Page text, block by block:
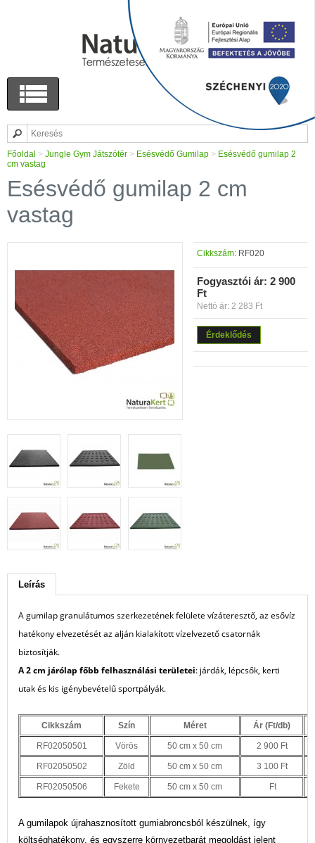
Főoldal > Jungle Gym Játszótér > Esésvédő Gumilap > Esésvédő gumilap 2
cm vastag
Esésvédő gumilap 2 cm
vastag
Cikkszám: RF020
Fogyasztói ár: 2 900
Ft
Nettó ár: 2 283 Ft
Érdeklődés
Leírás
A gumilap granulátumos szerkezetének felülete vízáteresztő, az esővíz
hatékony elvezetését az alján kialakított vízelvezető csatornák
biztosítják.
A 2 cm járólap főbb felhasználási területei: járdák, lépcsők, kerti
utak és kis igénybevételű sportpályák.
Cikkszám Szín Méret Ár (Ft/db)
RF02050501 Vörös 50 cm x 50 cm 2 900 Ft
RF02050502 Zöld 50 cm x 50 cm 3 100 Ft
RF02050506 Fekete 50 cm x 50 cm Ft
A gumilapok újrahasznosított gumiabroncsból készülnek, így
költséghatékony, és egyszerre környezetbarát megoldást jelent